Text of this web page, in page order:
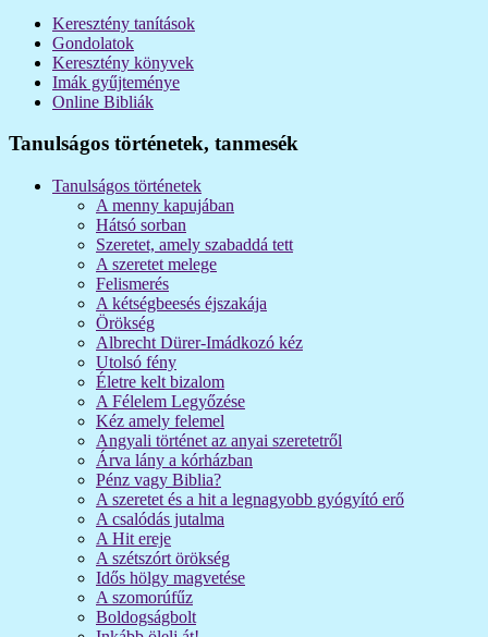
Keresztény tanítások
Gondolatok
Keresztény könyvek
Imák gyűjteménye
Online Bibliák
Tanulságos történetek, tanmesék
Tanulságos történetek
A menny kapujában
Hátsó sorban
Szeretet, amely szabaddá tett
A szeretet melege
Felismerés
A kétségbeesés éjszakája
Örökség
Albrecht Dürer-Imádkozó kéz
Utolsó fény
Életre kelt bizalom
A Félelem Legyőzése
Kéz amely felemel
Angyali történet az anyai szeretetről
Árva lány a kórházban
Pénz vagy Biblia?
A szeretet és a hit a legnagyobb gyógyító erő
A csalódás jutalma
A Hit ereje
A szétszórt örökség
Idős hölgy magvetése
A szomorúfűz
Boldogságbolt